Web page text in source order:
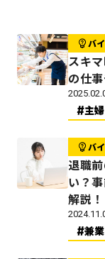
バ
スキ
の仕
主婦
バ
退職
い？
解説！
兼業